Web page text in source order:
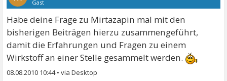
Gast
Habe deine Frage zu Mirtazapin mal mit den
bisherigen Beiträgen hierzu zusammengeführt,
damit die Erfahrungen und Fragen zu einem
Wirkstoff an einer Stelle gesammelt werden.
08.08.2010 10:44•